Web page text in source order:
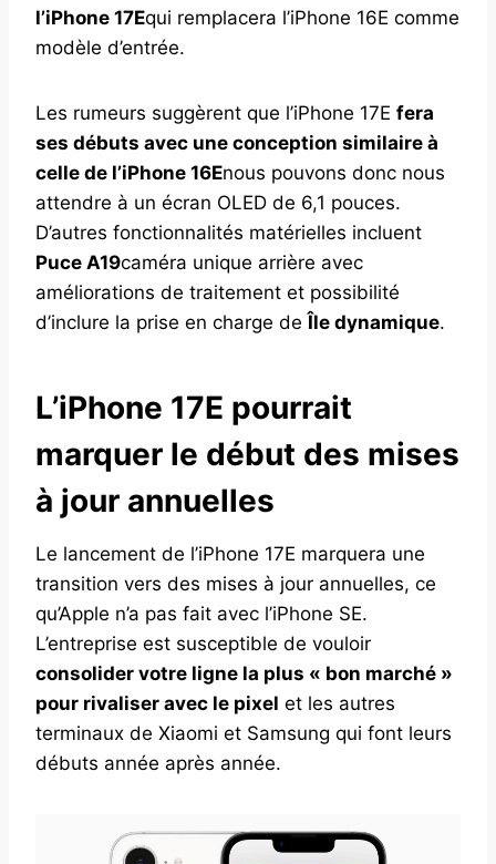
l’iPhone 17Equi remplacera l’iPhone 16E comme
modèle d’entrée.
Les rumeurs suggèrent que l’iPhone 17E fera
ses débuts avec une conception similaire à
celle de l’iPhone 16Enous pouvons donc nous
attendre à un écran OLED de 6,1 pouces.
D’autres fonctionnalités matérielles incluent
Puce A19caméra unique arrière avec
améliorations de traitement et possibilité
d’inclure la prise en charge deÎle dynamique.
L’iPhone 17E pourrait
marquer le début des mises
à jour annuelles
Le lancement de l’iPhone 17E marquera une
transition vers des mises à jour annuelles, ce
qu’Apple n’a pas fait avec l’iPhone SE.
L’entreprise est susceptible de vouloir
consolider votre ligne la plus « bon marché »
pour rivaliser avec le pixel et les autres
terminaux de Xiaomi et Samsung qui font leurs
débuts année après année.